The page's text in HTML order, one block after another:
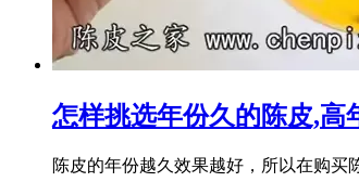
怎样挑选年份久的陈皮,高
陈皮的年份越久效果越好，所以在购